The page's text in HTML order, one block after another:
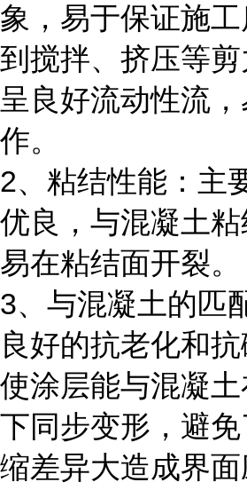
象，易于保证施
到搅拌、挤压等剪
呈良好流动性流
作。
2、粘结性能：主
优良，与混凝土
易在粘结面开裂。
3、与混凝土的匹
良好的抗老化和抗
使涂层能与混凝
下同步变形，避
缩差异大造成界